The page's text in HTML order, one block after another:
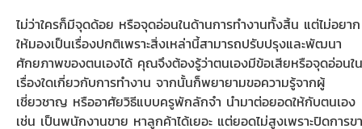
ไม่ว่าใครก็มีจุดด้อย หรือจุดอ่อนในด้านการทำงานทั้งสิ้น แต่ไม่อยาก
ให้มองเป็นเรื่องปกติเพราะสิ่งเหล่านี้สามารถปรับปรุงและพัฒนา
ศักยภาพของตนเองได้ คุณจึงต้องรู้ว่าตนเองมีข้อเสียหรือจุดอ่อนใน
เรื่องใดเกี่ยวกับการทำงาน จากนั้นก็พยายามขอความรู้จากผู้
เชี่ยวชาญ หรืออาศัยวิธีแบบครูพักลักจำ นำมาต่อยอดให้กับตนเอง
เช่น เป็นพนักงานขาย หาลูกค้าได้เยอะ แต่ยอดไม่สูงเพราะปิดการข